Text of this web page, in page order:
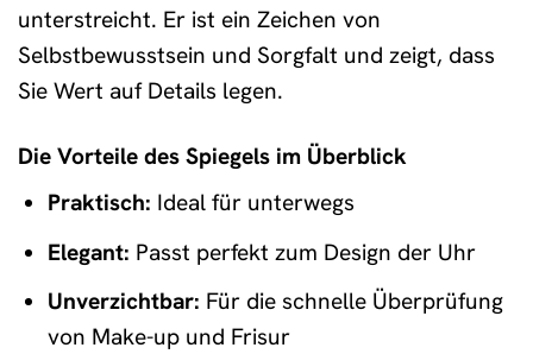
unterstreicht. Er ist ein Zeichen von
Selbstbewusstsein und Sorgfalt und zeigt, dass
Sie Wert auf Details legen.
Die Vorteile des Spiegels im Überblick
Praktisch: Ideal für unterwegs
Elegant: Passt perfekt zum Design der Uhr
Unverzichtbar: Für die schnelle Überprüfung
von Make-up und Frisur